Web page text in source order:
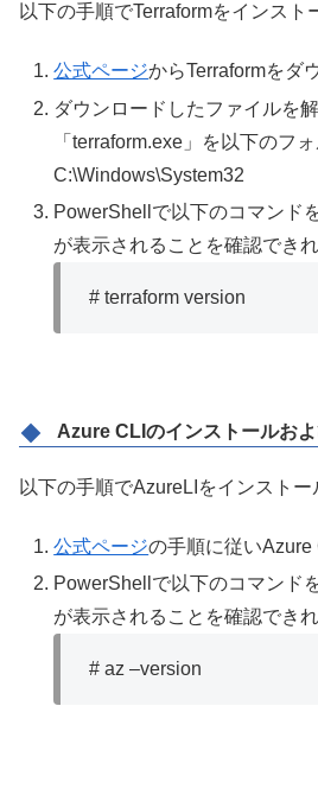
以下の手順でTerraformをインスト
公式ページからTerraformをダ
ダウンロードしたファイルを解
「terraform.exe」を以下のフ
C:\Windows\System32
PowerShellで以下のコマンド
が表示されることを確認でき
# terraform version
Azure CLIのインストールお
以下の手順でAzureLIをインストー
公式ページの手順に従い
PowerShellで以下のコマンド
が表示されることを確認でき
# az –version